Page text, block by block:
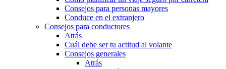
Consejos para personas mayores
Conduce en el extranjero
Consejos para conductores
Atrás
Cuál debe ser tu actitud al volante
Consejos generales
Atrás